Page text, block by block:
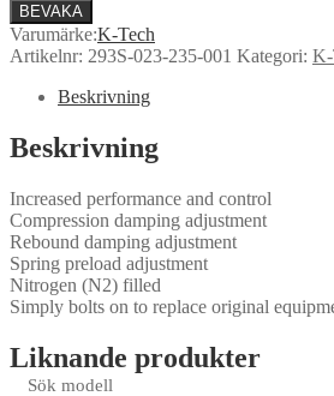
BEVAKA
Varumärke:K-Tech
Artikelnr: 293S-023-235-001 Kategori: K-
Beskrivning
Beskrivning
Increased performance and control
Compression damping adjustment
Rebound damping adjustment
Spring preload adjustment
Nitrogen (N2) filled
Simply bolts on to replace original
Liknande produkter
Sök modell